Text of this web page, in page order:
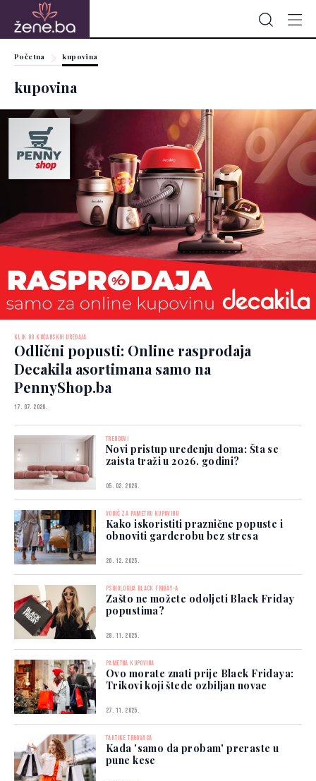
Početna kupovina
kupovina
KLIK DO KUĆANSKIH UREĐAJA
Odlični popusti: Online rasprodaja
Decakila asortimana samo na
PennyShop.ba
17. 07. 2026.
TRENDOVI
Novi pristup uređenju doma: Šta se
zaista traži u 2026. godini?
05. 02. 2026.
VODIČ ZA PAMETNU KUPOVINU
Kako iskoristiti praznične popuste i
obnoviti garderobu bez stresa
26. 12. 2025.
PSIHOLOGIJA BLACK FRIDAY-A
Zašto ne možete odoljeti Black Friday
popustima?
28. 11. 2025.
PAMETNA KUPOVINA
Ovo morate znati prije Black Fridaya:
Trikovi koji štede ozbiljan novac
27. 11. 2025.
TAKTIKE TRGOVACA
Kada 'samo da probam' preraste u
pune kese